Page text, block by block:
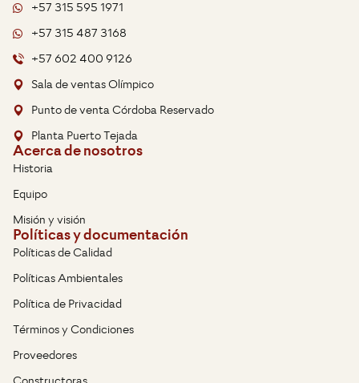
+57 315 595 1971
+57 315 487 3168
+57 602 400 9126
Sala de ventas Olímpico
Punto de venta Córdoba Reservado
Planta Puerto Tejada
Acerca de nosotros
Historia
Equipo
Misión y visión
Políticas y documentación
Políticas de Calidad
Políticas Ambientales
Política de Privacidad
Términos y Condiciones
Proveedores